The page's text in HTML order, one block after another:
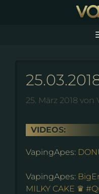
25. März 2018 von
VIDEOS:
VapingApes:
VapingApes:
MILKY CAKE ♛